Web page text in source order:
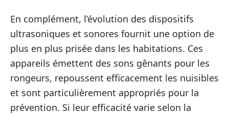
En complément, l’évolution des dispositifs
ultrasoniques et sonores fournit une option de
plus en plus prisée dans les habitations. Ces
appareils émettent des sons gênants pour les
rongeurs, repoussent efficacement les nuisibles
et sont particulièrement appropriés pour la
prévention. Si leur efficacité varie selon la